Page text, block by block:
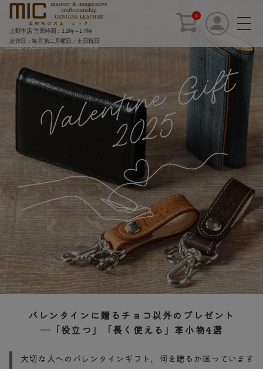
0
上野本店 営業時間：11時～17時
定休日：毎月第二月曜日／土日祝日
HOME>PICK UP>バレンタイン特集
バレンタインに贈るチョコ以外のプレゼント
―「役立つ」「長く使える」革小物4選
大切な人へのバレンタインギフト、何を贈るか迷っています